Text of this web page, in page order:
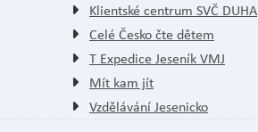
Klientské centrum SVČ DUHA
Celé Česko čte dětem
T Expedice Jeseník VMJ
Mít kam jít
Vzdělávání Jesenicko